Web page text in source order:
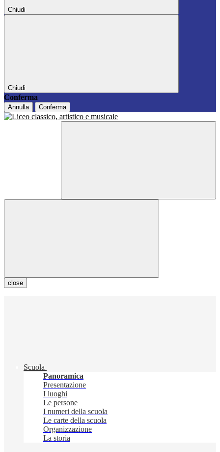
Chiudi
Chiudi
Conferma
Annulla Conferma
close
Scuola
Panoramica
Presentazione
I luoghi
Le persone
I numeri della scuola
Le carte della scuola
Organizzazione
La storia